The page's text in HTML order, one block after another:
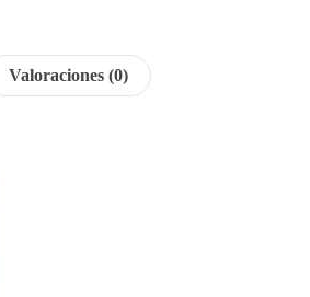
Valoraciones (0)